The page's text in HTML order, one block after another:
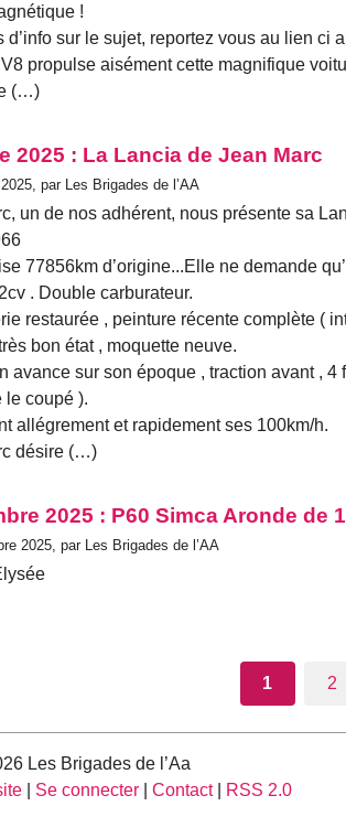
!
d’info sur le sujet, reportez vous au lien ci
propulse aisément cette magnifique
(…)
2025 : La Lancia de Jean Marc
par Les Brigades de l’AA
un de nos adhérent, nous présente sa
77856km d’origine...Elle ne demande
. Double carburateur.
restaurée , peinture récente complète (
bon état , moquette neuve.
avance sur son époque , traction avant ,
le coupé ).
allégrement et rapidement ses 100km/h.
désire (…)
2025 : P60 Simca Aronde de
2025, par Les Brigades de l’AA
1 2
Les Brigades de l’Aa
Se connecter Contact| RSS 2.0